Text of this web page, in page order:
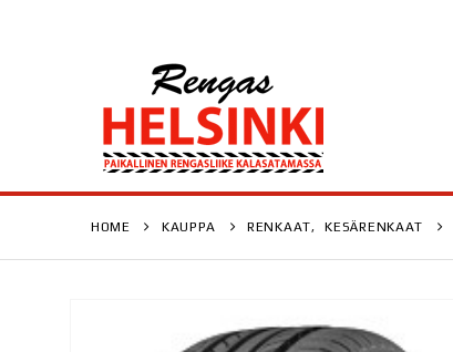
HOME KAUPPA RENKAAT, KESÄRENKAAT